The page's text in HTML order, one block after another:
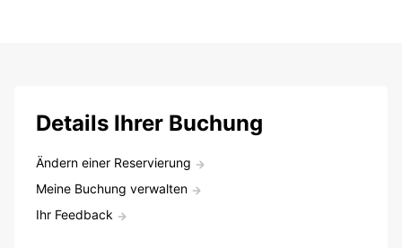
Details Ihrer Buchung
Ändern einer Reservierung
Meine Buchung verwalten
Ihr Feedback